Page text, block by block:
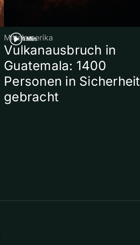
1 Min
Mittelamerika
Vulkanausbruch in
Guatemala: 1400
Personen in Sicherheit
gebracht